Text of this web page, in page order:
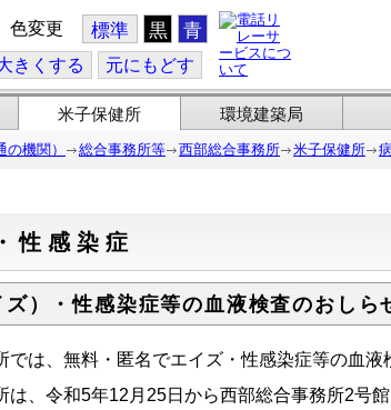
色変更 標準 黒 青
きくする 元にもどす
米子保健所 環境建築局
機関） 総合事務所等 西部総合事務所 米子保健所
性感染症
）・性感染症等の血液検査のおしら
は、無料・匿名でエイズ・性感染症等の血液
、令和5年12月25日から西部総合事務所2号